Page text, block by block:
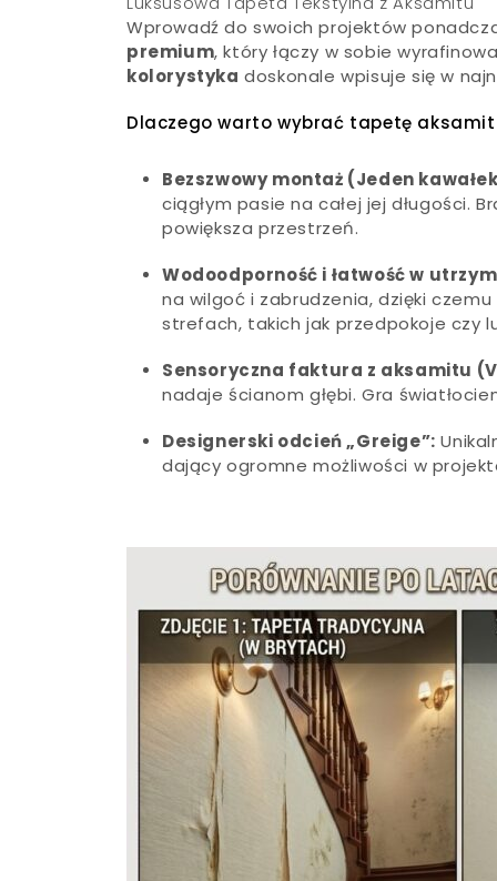
Wprowadź do swoich projektów
premium, który łączy w sobie
kolorystyka doskonale wpisuje się w
Dlaczego warto wybrać tapetę
Bezszwowy montaż (Jeden
ciągłym pasie na całej jej długości.
powiększa przestrzeń.
Wodoodporność i łatwość w
na wilgoć i zabrudzenia, dzięki
strefach, takich jak przedpokoje czy
Sensoryczna faktura z aksamitu
nadaje ścianom głębi. Gra
Designerski odcień „Greige”:
dający ogromne możliwości w